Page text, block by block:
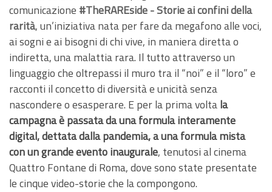
comunicazione #TheRAREside - Storie ai confini della
rarità, un’iniziativa nata per fare da megafono alle voci,
ai sogni e ai bisogni di chi vive, in maniera diretta o
indiretta, una malattia rara. Il tutto attraverso un
linguaggio che oltrepassi il muro tra il “noi” e il “loro” e
racconti il concetto di diversità e unicità senza
nascondere o esasperare. E per la prima voltala
campagna è passata da una formula interamente
digital, dettata dalla pandemia, a una formula mista
con un grande evento inaugurale, tenutosi al cinema
Quattro Fontane di Roma, dove sono state presentate
le cinque video-storie che la compongono.